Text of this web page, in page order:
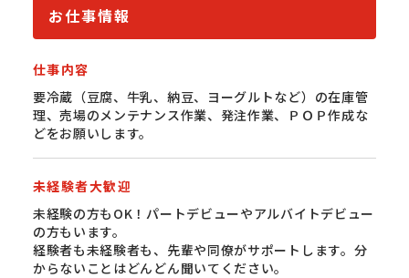
お仕事情報
仕事内容
要冷蔵（豆腐、牛乳、納豆、ヨーグルトなど）の在庫管
理、売場のメンテナンス作業、発注作業、ＰＯＰ作成な
どをお願いします。
未経験者大歓迎
未経験の方もOK！パートデビューやアルバイトデビュー
の方もいます。
経験者も未経験者も、先輩や同僚がサポートします。分
からないことはどんどん聞いてください。